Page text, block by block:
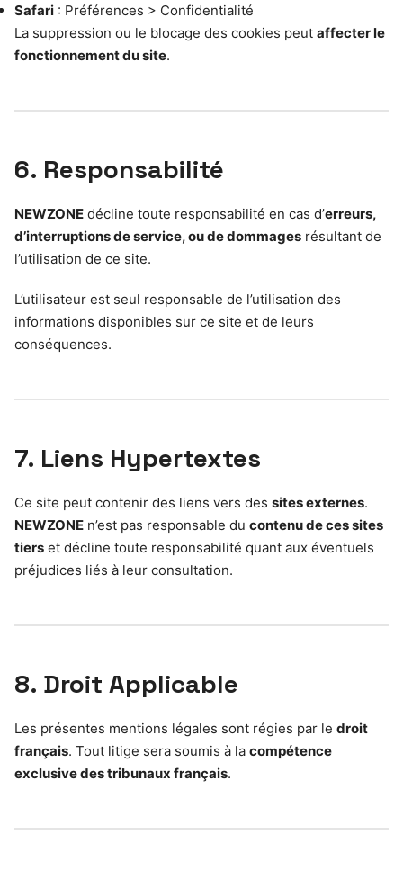
Safari : Préférences > Confidentialité
La suppression ou le blocage des cookies peut affecter le
fonctionnement du site.
6. Responsabilité
NEWZONE décline toute responsabilité en cas d’erreurs,
d’interruptions de service, ou de dommages résultant de
l’utilisation de ce site.
L’utilisateur est seul responsable de l’utilisation des
informations disponibles sur ce site et de leurs
conséquences.
7. Liens Hypertextes
Ce site peut contenir des liens vers des sites externes.
NEWZONE n’est pas responsable du contenu de ces sites
tiers et décline toute responsabilité quant aux éventuels
préjudices liés à leur consultation.
8. Droit Applicable
Les présentes mentions légales sont régies par le droit
français. Tout litige sera soumis à la compétence
exclusive des tribunaux français.